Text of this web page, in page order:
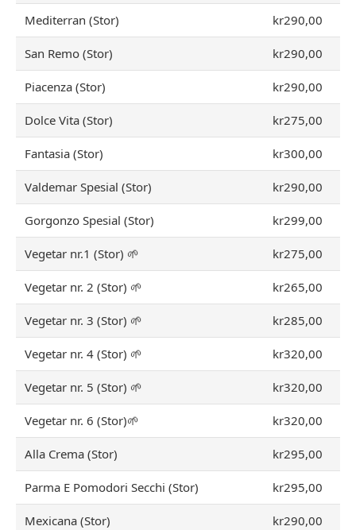
Mediterran (Stor) kr290,00
San Remo (Stor) kr290,00
Piacenza (Stor) kr290,00
Dolce Vita (Stor) kr275,00
Fantasia (Stor) kr300,00
Valdemar Spesial (Stor) kr290,00
Gorgonzo Spesial (Stor) kr299,00
Vegetar nr.1 (Stor) 🌱 kr275,00
Vegetar nr. 2 (Stor) 🌱 kr265,00
Vegetar nr. 3 (Stor) 🌱 kr285,00
Vegetar nr. 4 (Stor) 🌱 kr320,00
Vegetar nr. 5 (Stor) 🌱 kr320,00
Vegetar nr. 6 (Stor)🌱 kr320,00
Alla Crema (Stor) kr295,00
Parma E Pomodori Secchi (Stor) kr295,00
Mexicana (Stor) kr290,00